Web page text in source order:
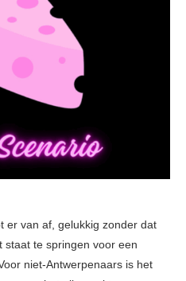
er van af, gelukkig zonder dat
staat te springen voor een
niet-Antwerpenaars is het